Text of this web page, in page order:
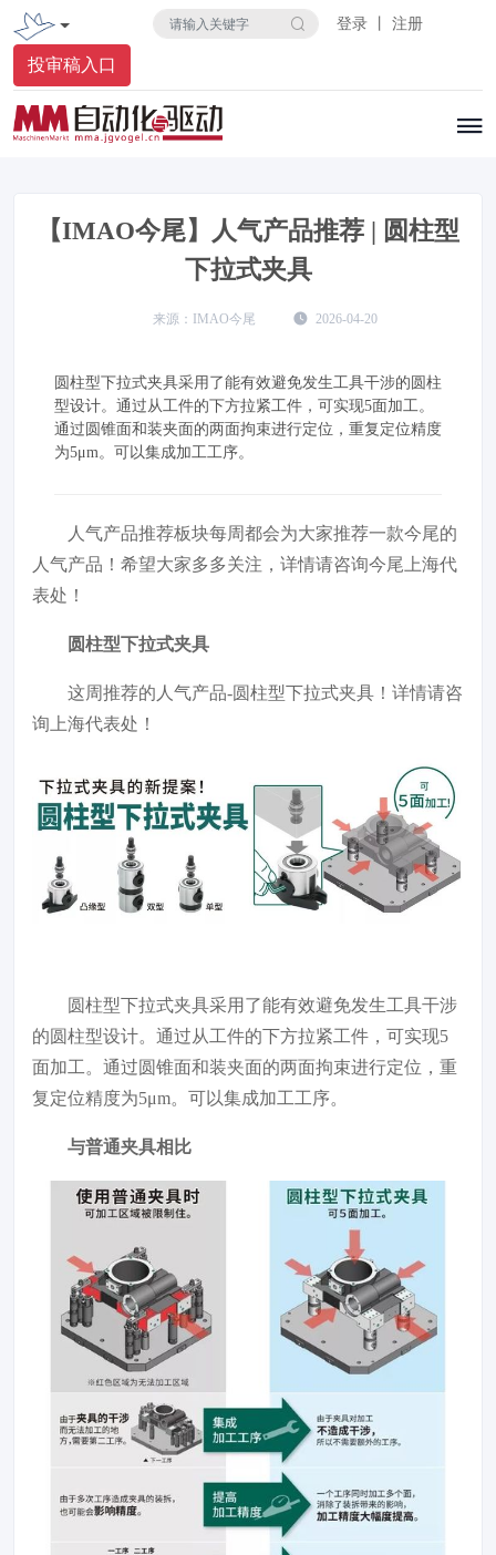
登录 丨 注册
投审稿入口
【IMAO今尾】人气产品推荐 | 圆柱型
下拉式夹具
IMAO今尾 2026-04-20
圆柱型下拉式夹具采用了能有效避免发生工具干涉的圆柱
型设计。通过从工件的下方拉紧工件，可实现5面加工。
通过圆锥面和装夹面的两面拘束进行定位，重复定位精度
为5μm。可以集成加工工序。
人气产品推荐板块每周都会为大家推荐一款今尾的
人气产品！希望大家多多关注，详情请咨询今尾上海代
表处！
圆柱型下拉式夹具
这周推荐的人气产品-圆柱型下拉式夹具！详情请咨
询上海代表处！
圆柱型下拉式夹具采用了能有效避免发生工具干涉
的圆柱型设计。通过从工件的下方拉紧工件，可实现5
面加工。通过圆锥面和装夹面的两面拘束进行定位，重
复定位精度为5μm。可以集成加工工序。
与普通夹具相比